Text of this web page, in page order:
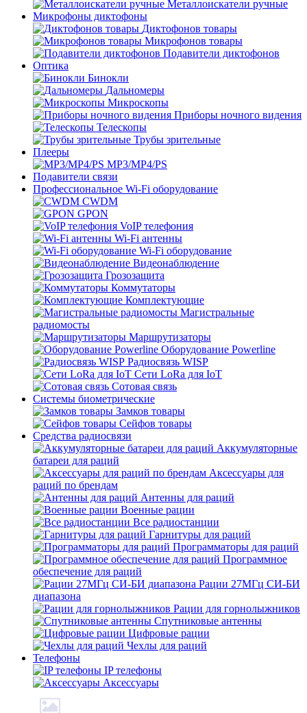
Металлоискатели ручные
Микрофоны диктофоны
Диктофонов товары
Микрофонов товары
Подавители диктофонов
Оптика
Бинокли
Дальномеры
Микроскопы
Приборы ночного видения
Телескопы
Трубы зрительные
Плееры
MP3/MP4/PS
Подавители связи
Профессиональное Wi-Fi оборудование
CWDM
GPON
VoIP телефония
Wi-Fi антенны
Wi-Fi оборудование
Видеонаблюдение
Грозозащита
Коммутаторы
Комплектующие
Магистральные
радиомосты
Маршрутизаторы
Оборудование Powerline
Радиосвязь WISP
Сети LoRa для IoT
Сотовая связь
Системы биометрические
Замков товары
Сейфов товары
Средства радиосвязи
Аккумуляторные
батареи для раций
Аксессуары для
раций по брендам
Антенны для раций
Военные рации
Все радиостанции
Гарнитуры для раций
Программаторы для раций
Программное
обеспечение для раций
Рации 27МГц СИ-БИ
диапазона
Рации для горнолыжников
Спутниковые антенны
Цифровые рации
Чехлы для раций
Телефоны
IP телефоны
Аксессуары